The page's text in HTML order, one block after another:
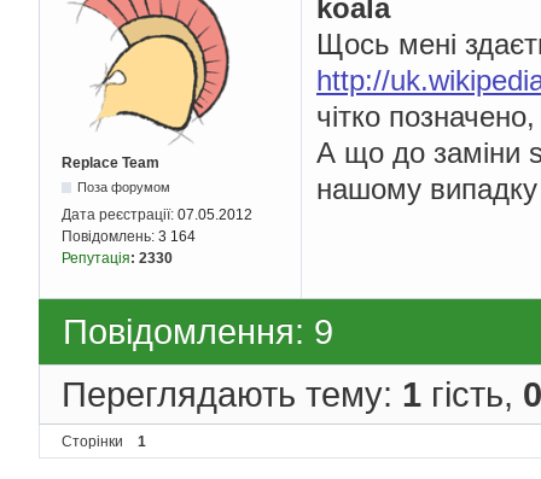
Replace Team
Поза форумом
Дата реєстрації: 07.05.2012
Повідомлень: 3 164
Репутація: 2330
koala
Щось мені
http://
чітко
А що до заміни
нашому випадку
Повідомлення: 9
Переглядають тему: 1 гість, 0
Сторінки 1